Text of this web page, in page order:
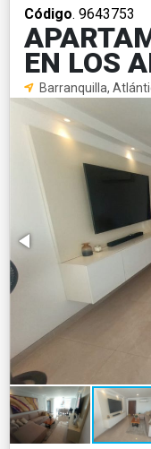
Código. 9643753
EN LOS
Barranquilla,